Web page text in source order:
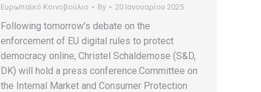
Ευρωπαϊκό Κοινοβούλιο By 20 Ιανουαρίου 2025
Following tomorrow’s debate on the
enforcement of EU digital rules to protect
democracy online, Christel Schaldemose (S&D,
DK) will hold a press conference.Committee on
the Internal Market and Consumer Protection